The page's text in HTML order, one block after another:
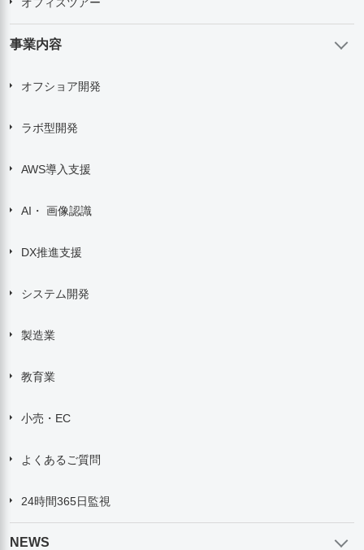
事業内容
オフショア開発
ラボ型開発
AWS導入支援
AI・ 画像認識
DX推進支援
システム開発
製造業
教育業
小売・EC
よくあるご質問
24時間365日監視
NEWS